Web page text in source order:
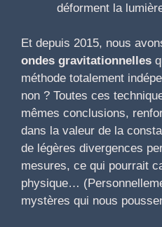
déforment la
Et depuis 2015, nous
ondes gravitationnelles
méthode totalement
non ? Toutes ces
mêmes conclusions,
dans la valeur de la
de légères divergences
mesures, ce qui pourrait
physique…
mystères qui nous